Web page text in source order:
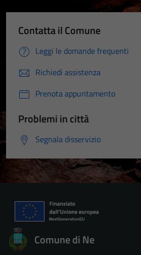
Contatta il Comune
Leggi le domande frequenti
Richiedi assistenza
Prenota appuntamento
Problemi in città
Segnala disservizio
Comune di Ne